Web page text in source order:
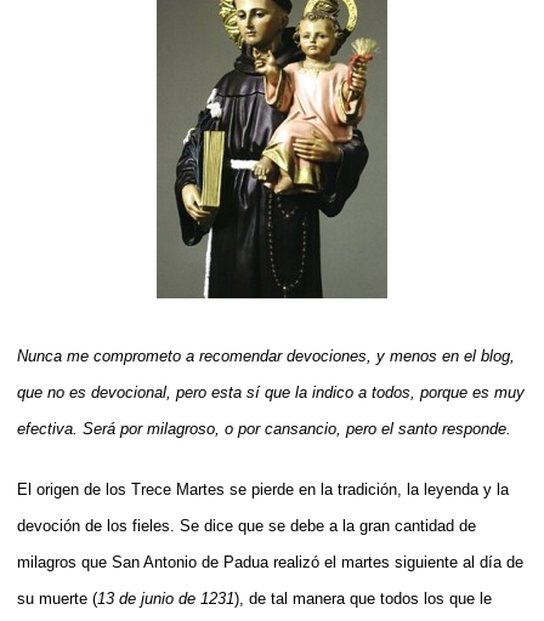
Nunca me comprometo a recomendar devociones, y menos en el blog,
que no es devocional, pero esta sí que la indico a todos, porque es muy
efectiva. Será por milagroso, o por cansancio, pero el santo responde.
El origen de los Trece Martes se pierde en la tradición, la leyenda y la
devoción de los fieles. Se dice que se debe a la gran cantidad de
milagros que San Antonio de Padua realizó el martes siguiente al día de
su muerte (13 de junio de 1231), de tal manera que todos los que le